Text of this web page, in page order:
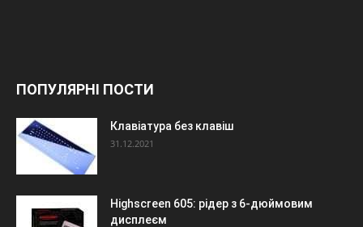
ПОПУЛЯРНІ ПОСТИ
Клавіатура без клавіш
31.12.2021
Highscreen 605: рідер з 6-дюймовим
дисплеєм